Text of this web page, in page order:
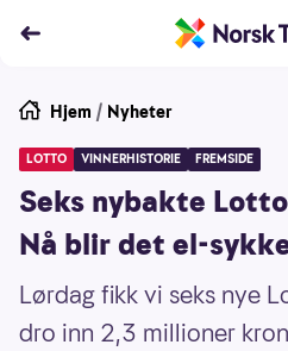
Hjem / Nyheter
LOTTO VINNERHISTORIE FREMSIDE
Seks nybakte
Nå blir det el-
Lørdag fikk vi seks nye
dro inn 2,3 millioner